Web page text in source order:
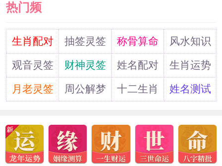
格，内容不知，然后教练就说是错怪我
了。奇怪。这是哪儿跟哪儿啊。市长什
么的，我也不认识人家。
梦境解析：这是好梦，预示你很快
热门频
道生肖配对 抽签灵签 称骨算命
风水知识
观音灵签
财神灵签 姓名配对
生肖运势
月老灵签
周公解梦 十二生肖 姓名测试